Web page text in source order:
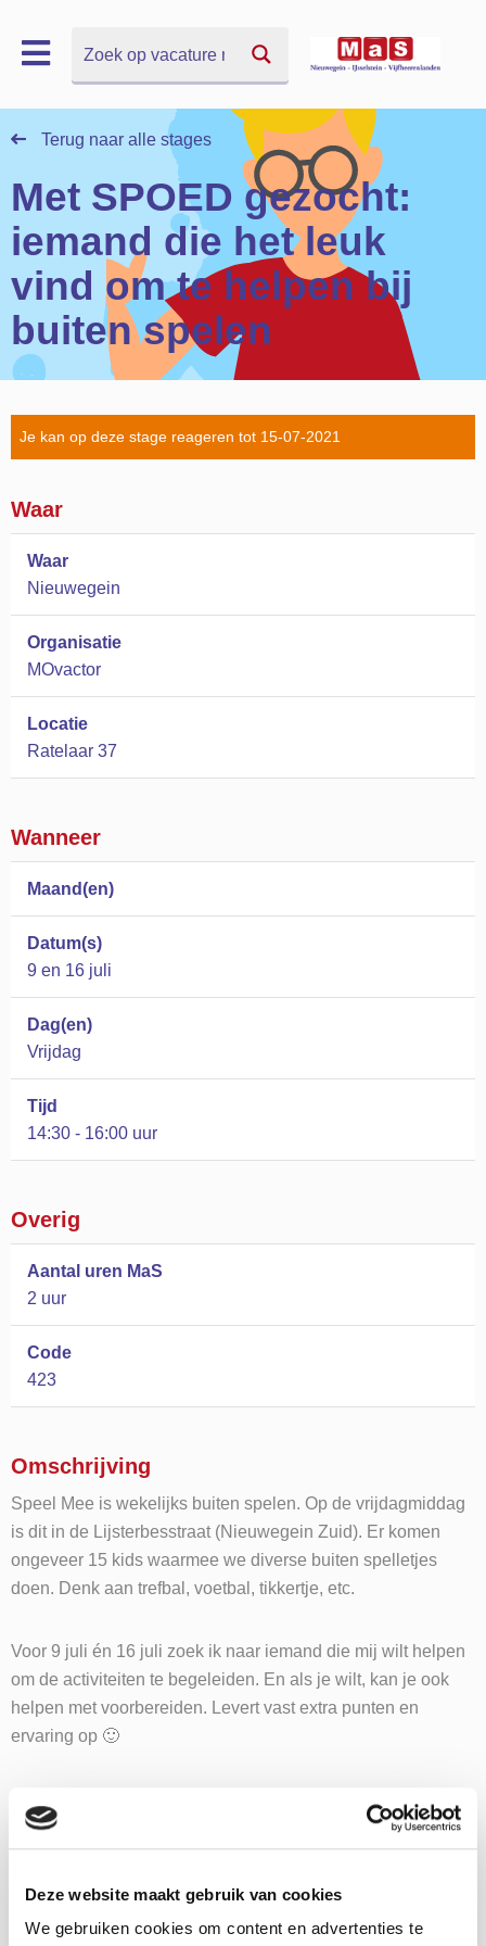
Deze website maakt gebruik van cookies
We gebruiken cookies om content en advertenties te
Terug naar alle stages
Met SPOED gezocht:
iemand die het leuk
vind om te helpen bij
buiten spelen
Je kan op deze stage reageren tot 15-07-2021
Waar
Waar
Nieuwegein
Organisatie
MOvactor
Locatie
Ratelaar 37
Wanneer
Maand(en)
Datum(s)
9 en 16 juli
Dag(en)
Vrijdag
Tijd
14:30 - 16:00 uur
Overig
Aantal uren MaS
2 uur
Code
423
Omschrijving
Speel Mee is wekelijks buiten spelen. Op de vrijdagmiddag
is dit in de Lijsterbesstraat (Nieuwegein Zuid). Er komen
ongeveer 15 kids waarmee we diverse buiten spelletjes
doen. Denk aan trefbal, voetbal, tikkertje, etc.
Voor 9 juli én 16 juli zoek ik naar iemand die mij wilt helpen
om de activiteiten te begeleiden. En als je wilt, kan je ook
helpen met voorbereiden. Levert vast extra punten en
ervaring op 🙂
- Enthousiast - Sportief - Leuk met kinderen - Aanpakker -
Actief